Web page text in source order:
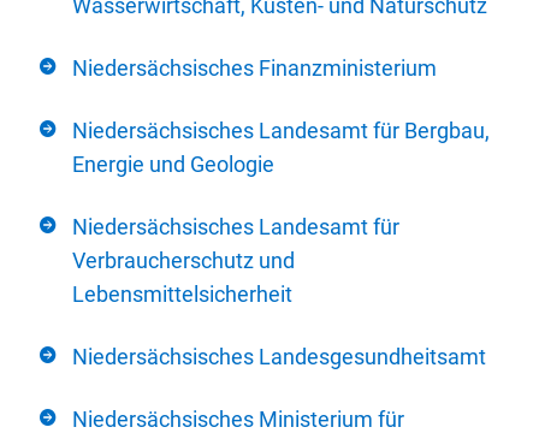
Wasserwirtschaft, Küsten- und Naturschutz
Niedersächsisches Finanzministerium
Niedersächsisches Landesamt für Bergbau,
Energie und Geologie
Niedersächsisches Landesamt für
Verbraucherschutz und
Lebensmittelsicherheit
Niedersächsisches Landesgesundheitsamt
Niedersächsisches Ministerium für